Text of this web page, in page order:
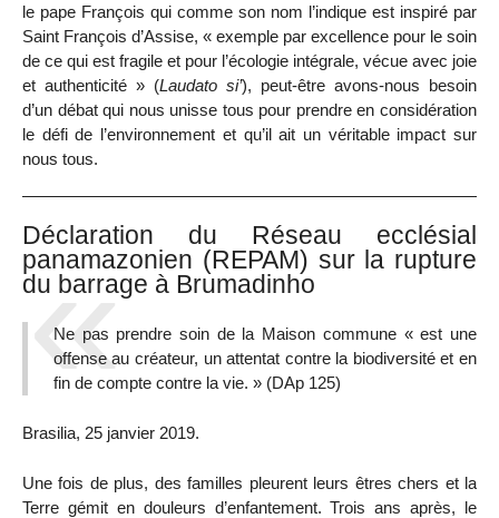
le pape François qui comme son nom l’indique est inspiré par
Saint François d’Assise, « exemple par excellence pour le soin
de ce qui est fragile et pour l’écologie intégrale, vécue avec joie
et authenticité » (Laudato si’), peut-être avons-nous besoin
d’un débat qui nous unisse tous pour prendre en considération
le défi de l’environnement et qu’il ait un véritable impact sur
nous tous.
Déclaration du Réseau ecclésial
panamazonien (REPAM) sur la rupture
du barrage à Brumadinho
Ne pas prendre soin de la Maison commune « est une
offense au créateur, un attentat contre la biodiversité et en
fin de compte contre la vie. » (DAp 125)
Brasilia, 25 janvier 2019.
Une fois de plus, des familles pleurent leurs êtres chers et la
Terre gémit en douleurs d’enfantement. Trois ans après, le